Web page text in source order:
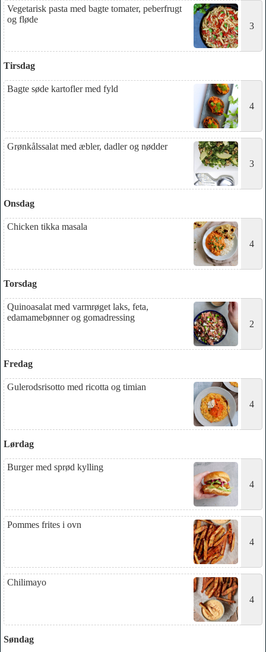
Vegetarisk pasta med bagte tomater, peberfrugt
og fløde
3
Tirsdag
Bagte søde kartofler med fyld
4
Grønkålssalat med æbler, dadler og nødder
3
Onsdag
Chicken tikka masala
4
Torsdag
Quinoasalat med varmrøget laks, feta,
edamamebønner og gomadressing
2
Fredag
Gulerodsrisotto med ricotta og timian
4
Lørdag
Burger med sprød kylling
4
Pommes frites i ovn
4
Chilimayo
4
Søndag